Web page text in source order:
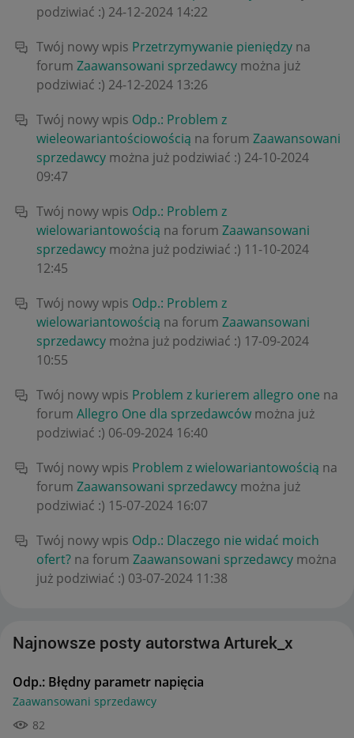
podziwiać :) ‎24-12-2024 14:22
Twój nowy wpis Przetrzymywanie pieniędzy na
forum Zaawansowani sprzedawcy można już
podziwiać :) ‎24-12-2024 13:26
Twój nowy wpis Odp.: Problem z
wieleowariantościowością na forum Zaawansowani
sprzedawcy można już podziwiać :) ‎24-10-2024
09:47
Twój nowy wpis Odp.: Problem z
wielowariantowością na forum Zaawansowani
sprzedawcy można już podziwiać :) ‎11-10-2024
12:45
Twój nowy wpis Odp.: Problem z
wielowariantowością na forum Zaawansowani
sprzedawcy można już podziwiać :) ‎17-09-2024
10:55
Twój nowy wpis Problem z kurierem allegro one na
forum Allegro One dla sprzedawców można już
podziwiać :) ‎06-09-2024 16:40
Twój nowy wpis Problem z wielowariantowością na
forum Zaawansowani sprzedawcy można już
podziwiać :) ‎15-07-2024 16:07
Twój nowy wpis Odp.: Dlaczego nie widać moich
ofert? na forum Zaawansowani sprzedawcy można
już podziwiać :) ‎03-07-2024 11:38
Najnowsze posty autorstwa Arturek_x
Odp.: Błędny parametr napięcia
Zaawansowani sprzedawcy
82